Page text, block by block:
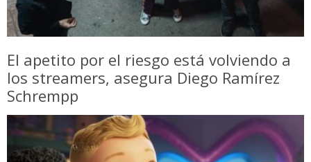
El apetito por el riesgo está volviendo a
los streamers, asegura Diego Ramírez
Schrempp